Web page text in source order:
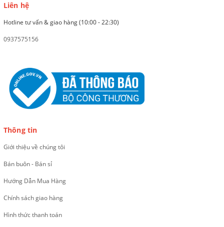
Liên hệ
Hotline tư vấn & giao hàng (10:00 - 22:30)
0937575156
Thông tin
Giới thiệu về chúng tôi
Bán buôn - Bán sỉ
Hướng Dẫn Mua Hàng
Chính sách giao hàng
Hình thức thanh toán